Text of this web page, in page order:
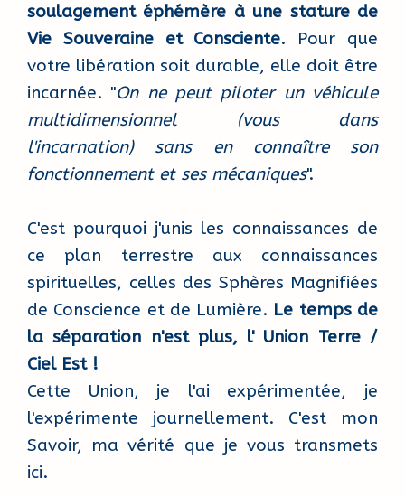
soulagement éphémère à une stature de
Vie Souveraine et Consciente. Pour que
votre libération soit durable, elle doit être
incarnée. "On ne peut piloter un véhicule
multidimensionnel (vous dans
l'incarnation) sans en connaître son
fonctionnement et ses mécaniques".
C'est pourquoi j'unis les connaissances de
ce plan terrestre aux connaissances
spirituelles, celles des Sphères Magnifiées
de Conscience et de Lumière. Le temps de
la séparation n'est plus, l' Union Terre /
Ciel Est !
Cette Union, je l'ai expérimentée, je
l'expérimente journellement. C'est mon
Savoir, ma vérité que je vous transmets
ici.